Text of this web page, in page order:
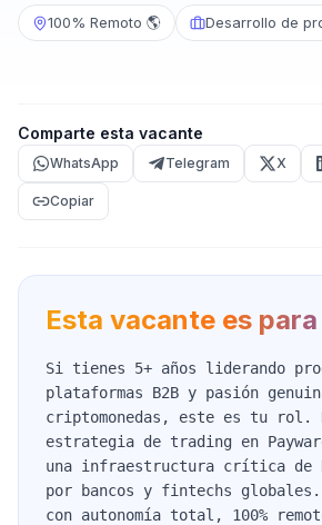
100% Remoto 🌎 Desarrollo de
Comparte esta vacante
WhatsApp Telegram X
Copiar
Esta vacante es
Si tienes 5+ años liderando
plataformas B2B y pasión
criptomonedas, este es tu
estrategia de trading en
una infraestructura crítica de
por bancos y fintechs
con autonomía total, 100%